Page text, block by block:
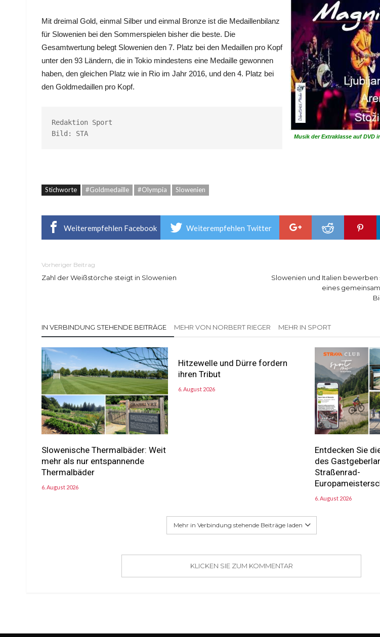
Musik der Extraklasse auf DVD
Mit dreimal Gold, einmal Silber und einmal Bronze ist die Medaillenbilanz
für Slowenien bei den Sommerspielen bisher die beste. Die
Gesamtwertung belegt Slowenien den 7. Platz bei den Medaillen pro Kopf
unter den 93 Ländern, die in Tokio mindestens eine Medaille gewonnen
haben, den gleichen Platz wie in Rio im Jahr 2016, und den 4. Platz bei
den Goldmedaillen pro Kopf.
Redaktion Sport
Bild: STA
Stichworte #Goldmedaille #Olympia Slowenien
Weiterempfehlen Facebook Weiterempfehlen Twitter
Vorheriger Beitrag
Zahl der Weißstörche steigt in Slowenien
Slowenien und Italien bewerben
eines
IN VERBINDUNG STEHENDE BEITRÄGE MEHR VON NORBERT RIEGER MEHR IN SPORT
Slowenische Thermalbäder: Weit
mehr als nur entspannende
Thermalbäder
6. August 2026
Hitzewelle und Dürre fordern
ihren Tribut
6. August 2026
Entdecken Sie
des
Straßenrad-
6. August 2026
Mehr in Verbindung stehende Beiträge laden
KLICKEN SIE ZUM KOMMENTAR